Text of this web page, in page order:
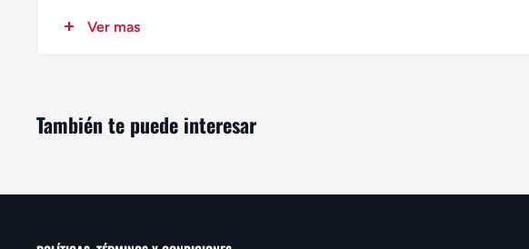
Descubre nuestra exclusiva selección de tenis importados de las marcas
cada paso.
Ver mas
También te puede interesar